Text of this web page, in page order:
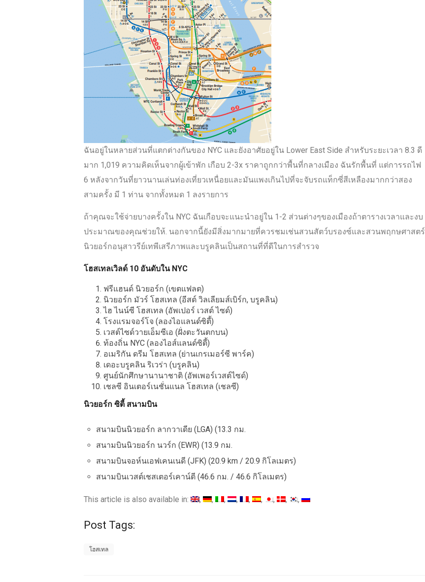
ฉันอยู่ในหลายส่วนที่แตกต่างกันของ NYC และยังอาศัยอยู่ใน Lower East Side สําหรับระยะเวลา 8.3 ดี
มาก 1,019 ความคิดเห็นจากผู้เข้าพัก เกือบ 2-3x ราคาถูกกว่าพื้นที่กลางเมือง ฉันรักพื้นที่ แต่การรถไฟ
6 หลังจากวันที่ยาวนานเล่นท่องเที่ยวเหนื่อยและมันแพงเกินไปที่จะจับรถแท็กซี่สีเหลืองมากกว่าสอง
สามครั้ง มี 1 ท่าน จากทั้งหมด 1 ลงรายการ
ถ้าคุณจะใช้จ่ายบางครั้งใน NYC ฉันเกือบจะแนะนําอยู่ใน 1-2 ส่วนต่างๆของเมืองถ้าตารางเวลาและงบ
ประมาณของคุณช่วยให้. นอกจากนี้ยังมีสิ่งมากมายที่ควรชมเช่นสวนสัตว์บรองซ์และสวนพฤกษศาสตร์
นิวยอร์กอนุสาวรีย์เทพีเสรีภาพและบรูคลินเป็นสถานที่ที่ดีในการสํารวจ
โฮสเทลเวิลด์ 10 อันดับใน NYC
ฟรีแฮนด์ นิวยอร์ก (เขตแฟลต)
นิวยอร์ก มัวร์ โฮสเทล (อีสต์ วิลเลียมส์เบิร์ก, บรูคลิน)
ไฮ ไนน์ซี โฮสเทล (อัพเปอร์ เวสต์ ไซด์)
โรงแรมจอร์โจ (ลองไอแลนด์ซิตี้)
เวสต์ไซด์วายเอ็มซีเอ (ฝั่งตะวันตกบน)
ท้องถิ่น NYC (ลองไอส์แลนด์ซิตี้)
อเมริกัน ดรีม โฮสเทล (ย่านเกรเมอร์ซี พาร์ค)
เดอะบรูคลิน ริเวร่า (บรูคลิน)
ศูนย์นักศึกษานานาชาติ (อัพเพอร์เวสต์ไซด์)
เชลซี อินเตอร์เนชั่นแนล โฮสเทล (เชลซี)
นิวยอร์ก ซิตี้ สนามบิน
สนามบินนิวยอร์ก ลากวาเดีย (LGA) (13.3 กม.
สนามบินนิวยอร์ก นวร์ก (EWR) (13.9 กม.
สนามบินจอห์นเอฟเคนเนดี (JFK) (20.9 km / 20.9 กิโลเมตร)
สนามบินเวสต์เชสเตอร์เคาน์ตี (46.6 กม. / 46.6 กิโลเมตร)
This article is also available in:
Post Tags:
โฮสเทล